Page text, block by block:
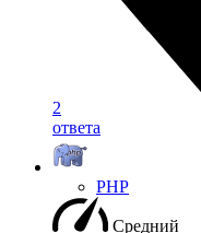
2
ответа
PHP
Средний